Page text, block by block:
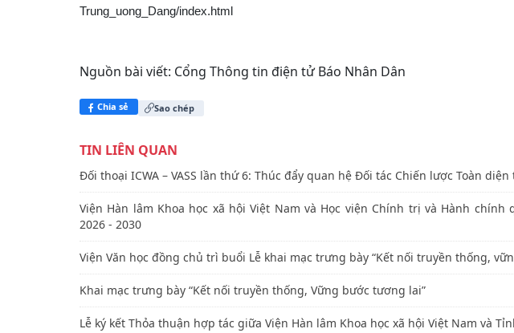
Trung_uong_Dang/index.html
Nguồn bài viết: Cổng Thông tin điện tử Báo Nhân Dân
Chia sẻ Sao chép
TIN LIÊN QUAN
Đối thoại ICWA – VASS lần thứ 6: Thúc đẩy quan hệ Đối tác Chiến lược Toàn
Viện Hàn lâm Khoa học xã hội Việt Nam và Học viện Chính trị và Hành
2026 - 2030
Viện Văn học đồng chủ trì buổi Lễ khai mạc trưng bày “Kết nối truyền thống,
Khai mạc trưng bày “Kết nối truyền thống, Vững bước tương lai”
Lễ ký kết Thỏa thuận hợp tác giữa Viện Hàn lâm Khoa học xã hội Việt Nam và